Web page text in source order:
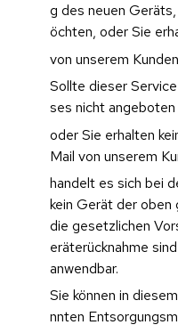
g des neuen
öchten, oder Sie
von unserem
Sollte dieser
ses nicht angeboten
oder Sie erhalten
Mail von unserem
handelt es sich bei
kein Gerät der
die gesetzlichen
eräterücknahme
anwendbar.
Sie können in
nnten